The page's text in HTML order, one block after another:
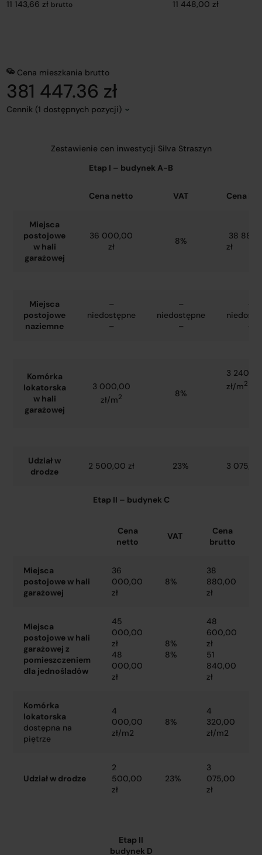
11 143,66 zł brutto
11 448,00 zł
Cena mieszkania brutto
381 447.36 zł
Cennik (1 dostępnych pozycji)
Zestawienie cen inwestycji Silva Straszyn
Etap I – budynek A-B
Cena netto VAT Cena
Miejsca
postojowe
w hali
garażowej
36 000,00
zł
8%
38
zł
Miejsca
postojowe
naziemne
–
niedostępne
–
–
niedostępne
–
–
–
Komórka
lokatorska
w hali
garażowej
3 000,00
zł/m2 8%
3 240,00
zł/m2
Udział w
drodze
2 500,00 zł 23% 3 075,00
Etap II – budynek C
Cena
netto
VAT
Cena
brutto
Miejsca
postojowe w hali
garażowej
36
000,00
zł
8%
38
880,00
zł
Miejsca
postojowe w hali
garażowej z
pomieszczeniem
dla jednośladów
45
000,00
zł
48
000,00
zł
8%
8%
48
600,00
zł
51
840,00
zł
Komórka
lokatorska
dostępna na
piętrze
4
000,00
zł/m2
8%
4
320,00
zł/m2
Udział w drodze
2
500,00
zł
23%
3
075,00
zł
Etap II
budynek D